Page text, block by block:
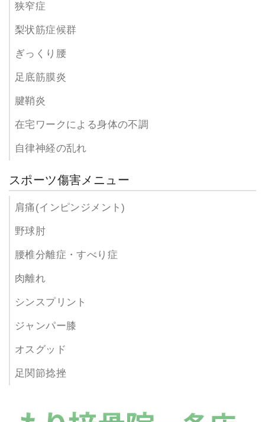
狭窄症
梨状筋症候群
ぎっくり腰
足底筋膜炎
腱鞘炎
在宅ワークによる身体の不調
自律神経の乱れ
スポーツ傷害メニュー
肩痛(インピンジメント)
野球肘
腰椎分離症・すべり症
肉離れ
シンスプリント
ジャンパー膝
オスグッド
足関節捻挫